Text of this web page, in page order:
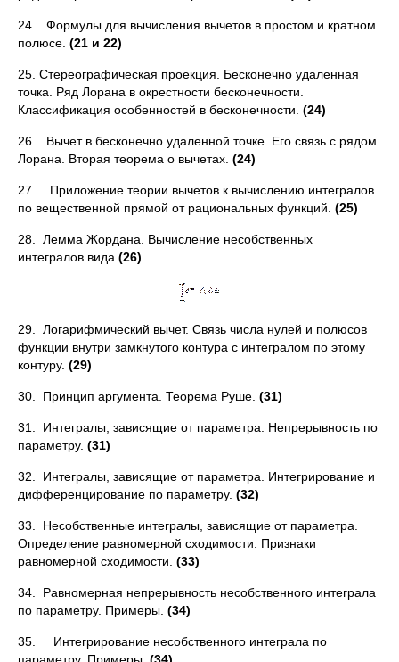
24. Формулы для вычисления вычетов в простом и кратном
по­люсе. (21 и 22)
25. Стереографическая проекция. Бесконечно удаленная
точка. Ряд Лорана в окрестности бесконечности.
Классификация особенно­стей в бесконечности. (24)
26. Вычет в бесконечно удаленной точке. Его связь с рядом
Ло­рана. Вторая теорема о вычетах. (24)
27. Приложение теории вычетов к вычислению интегралов
по вещественной прямой от рациональных функций. (25)
28. Лемма Жордана. Вычисление несобственных
интегралов ви­да (26)
29. Логарифмический вычет. Связь числа нулей и полюсов
функ­ции внутри замкнутого контура с интегралом по этому
контуру. (29)
30. Принцип аргумента. Теорема Руше. (31)
31. Интегралы, зависящие от параметра. Непрерывность по
па­раметру. (31)
32. Интегралы, зависящие от параметра. Интегрирование и
диф­ференцирование по параметру. (32)
33. Несобственные интегралы, зависящие от параметра.
Опреде­ление равномерной сходимости. Признаки
равномерной сходимости. (33)
34. Равномерная непрерывность несобственного интеграла
по па­раметру. Примеры. (34)
35. Интегрирование несобственного интеграла по
параметру. Примеры. (34)